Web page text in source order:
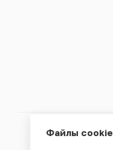
Файлы cookie